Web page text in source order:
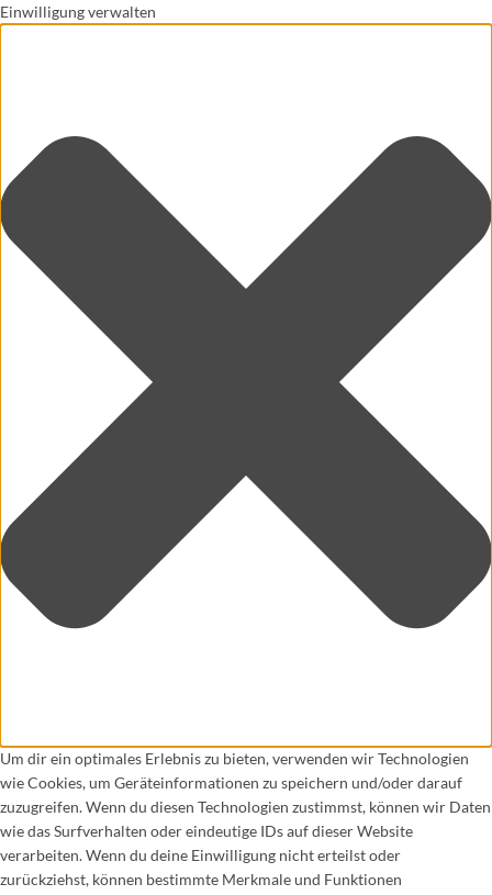
Einwilligung verwalten
Um dir ein optimales Erlebnis zu bieten, verwenden wir Technologien
wie Cookies, um Geräteinformationen zu speichern und/oder darauf
zuzugreifen. Wenn du diesen Technologien zustimmst, können wir Daten
wie das Surfverhalten oder eindeutige IDs auf dieser Website
verarbeiten. Wenn du deine Einwilligung nicht erteilst oder
zurückziehst, können bestimmte Merkmale und Funktionen